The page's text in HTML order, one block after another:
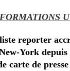
reporter
York
carte de